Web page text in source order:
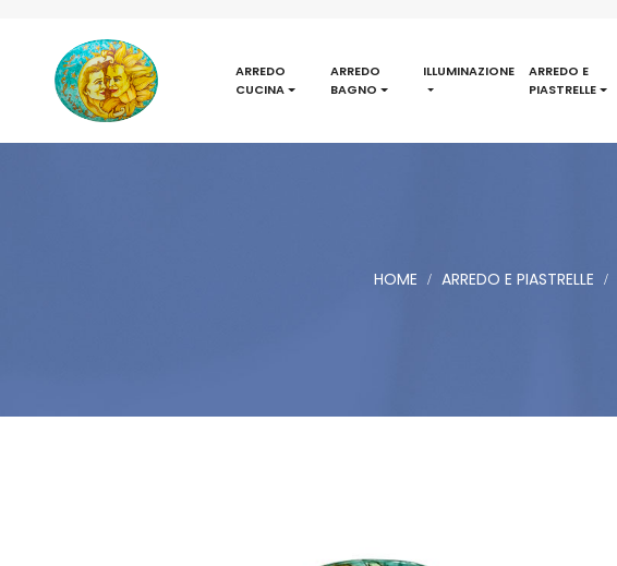
ARREDO
CUCINA
ARREDO
BAGNO
ILLUMINAZIONE
ARREDO E
PIASTRELLE
HOME ARREDO E PIASTRELLE